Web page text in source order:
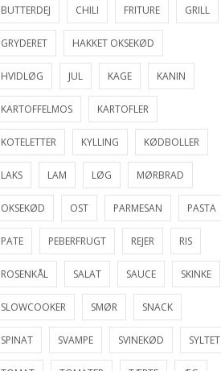
BUTTERDEJ CHILI FRITURE GRILL
GRYDERET HAKKET OKSEKØD
HVIDLØG JUL KAGE KANIN
KARTOFFELMOS KARTOFLER
KOTELETTER KYLLING KØDBOLLER
LAKS LAM LØG MØRBRAD
OKSEKØD OST PARMESAN PASTA
PATE PEBERFRUGT REJER RIS
ROSENKÅL SALAT SAUCE SKINKE
SLOWCOOKER SMØR SNACK
SPINAT SVAMPE SVINEKØD SYLTET